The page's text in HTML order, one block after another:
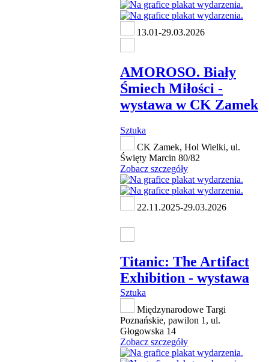
13.01-29.03.2026
AMOROSO. Biały
Śmiech Miłości -
wystawa w CK Zamek
Sztuka
CK Zamek, Hol Wielki, ul.
Święty Marcin 80/82
Zobacz szczegóły
22.11.2025-29.03.2026
Titanic: The Artifact
Exhibition - wystawa
Sztuka
Międzynarodowe Targi
Poznańskie, pawilon 1, ul.
Głogowska 14
Zobacz szczegóły